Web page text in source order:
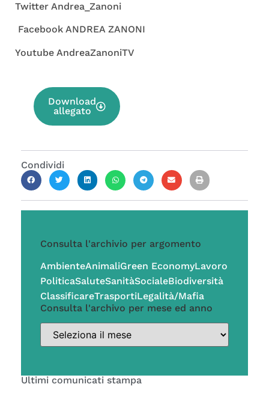
Twitter Andrea_Zanoni
Facebook ANDREA ZANONI
Youtube AndreaZanoniTV
Download
allegato
Condividi
Consulta l'archivio per argomento
AmbienteAnimaliGreen EconomyLavoro
PoliticaSaluteSanitàSocialeBiodiversità
ClassificareTrasportiLegalità/Mafia
Consulta l'archivo per mese ed anno
Ultimi comunicati stampa